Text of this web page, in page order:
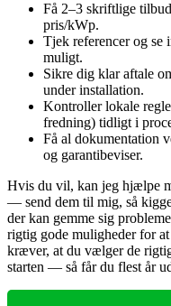
Få 2–3 skriftlige
pris/kWp.
Tjek referencer og se
muligt.
Sikre dig klar aftale
under installation.
Kontroller lokale
fredning) tidligt i
Få al dokumentation
og garantibeviser.
Hvis du vil, kan jeg hjælpe
— send dem til mig, så
der kan gemme sig
rigtig gode muligheder for
kræver, at du vælger de
starten — så får du flest år